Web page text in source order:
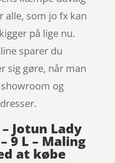
alle, som jo fx kan
på lige nu.
sparer du
sig gøre, når man
og
– Jotun Lady
9 L – Maling
at købe